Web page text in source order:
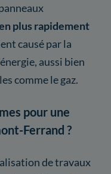
plus rapidement
causé par la
aussi bien
comme le gaz.
pour une
Ferrand ?
de travaux